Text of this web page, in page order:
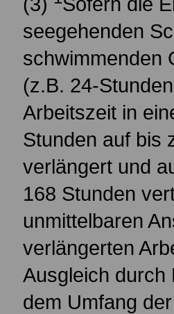
seegehenden
schwimmenden
(z.B. 24-
Arbeitszeit in
Stunden auf bis
verlängert und
168 Stunden
unmittelbaren
verlängerten
Ausgleich durch
dem Umfang